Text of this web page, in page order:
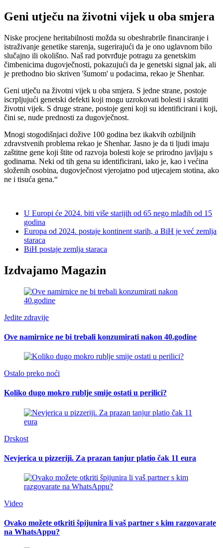
Geni utječu na životni vijek u oba smjera
Niske procjene heritabilnosti možda su obeshrabrile financiranje i
istraživanje genetike starenja, sugerirajući da je ono uglavnom bilo
slučajno ili okolišno. Naš rad potvrđuje potragu za genetskim
čimbenicima dugovječnosti, pokazujući da je genetski signal jak, ali
je prethodno bio skriven 'šumom' u podacima, rekao je Shenhar.
Geni utječu na životni vijek u oba smjera. S jedne strane, postoje
iscrpljujući genetski defekti koji mogu uzrokovati bolesti i skratiti
životni vijek. S druge strane, postoje geni koji su identificirani i koji,
čini se, nude prednosti za dugovječnost.
Mnogi stogodišnjaci dožive 100 godina bez ikakvih ozbiljnih
zdravstvenih problema rekao je Shenhar. Jasno je da ti ljudi imaju
zaštitne gene koji štite od razvoja bolesti koje se prirodno javljaju s
godinama. Neki od tih gena su identificirani, iako je, kao i većina
složenih osobina, dugovječnost vjerojatno pod utjecajem stotina, ako
ne i tisuća gena.“
U Europi će 2024. biti više starijih od 65 nego mlađih od 15
godina
Europa od 2024. postaje kontinent starih, a BiH je već zemlja
staraca
BiH postaje zemlja staraca
Izdvajamo Magazin
Jedite zdravije
Ove namirnice ne bi trebali konzumirati nakon 40.godine
Ostalo preko noći
Koliko dugo mokro rublje smije ostati u perilici?
Drskost
Nevjerica u pizzeriji. Za prazan tanjur platio čak 11 eura
Video
Ovako možete otkriti špijunira li vaš partner s kim razgovarate
na WhatsAppu?